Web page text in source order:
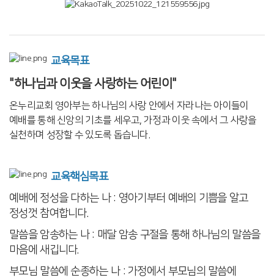
교육목표
"하나님과 이웃을 사랑하는 어린이"
온누리교회 영아부는 하나님의 사랑 안에서 자라나는 아이들이
예배를 통해 신앙의 기초를 세우고, 가정과 이웃 속에서 그 사랑을
실천하며 성장할 수 있도록 돕습니다.
교육핵심목표
예배에 정성을 다하는 나 : 영아기부터 예배의 기쁨을 알고
정성껏 참여합니다.
말씀을 암송하는 나 : 매달 암송 구절을 통해 하나님의 말씀을
마음에 새깁니다.
부모님 말씀에 순종하는 나 : 가정에서 부모님의 말씀에